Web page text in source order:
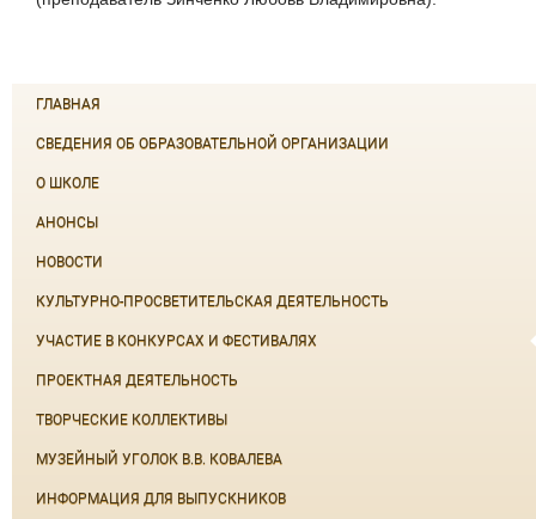
ГЛАВНАЯ
СВЕДЕНИЯ ОБ ОБРАЗОВАТЕЛЬНОЙ ОРГАНИЗАЦИИ
О ШКОЛЕ
АНОНСЫ
НОВОСТИ
КУЛЬТУРНО-ПРОСВЕТИТЕЛЬСКАЯ ДЕЯТЕЛЬНОСТЬ
УЧАСТИЕ В КОНКУРСАХ И ФЕСТИВАЛЯХ
ПРОЕКТНАЯ ДЕЯТЕЛЬНОСТЬ
ТВОРЧЕСКИЕ КОЛЛЕКТИВЫ
МУЗЕЙНЫЙ УГОЛОК В.В. КОВАЛЕВА
ИНФОРМАЦИЯ ДЛЯ ВЫПУСКНИКОВ